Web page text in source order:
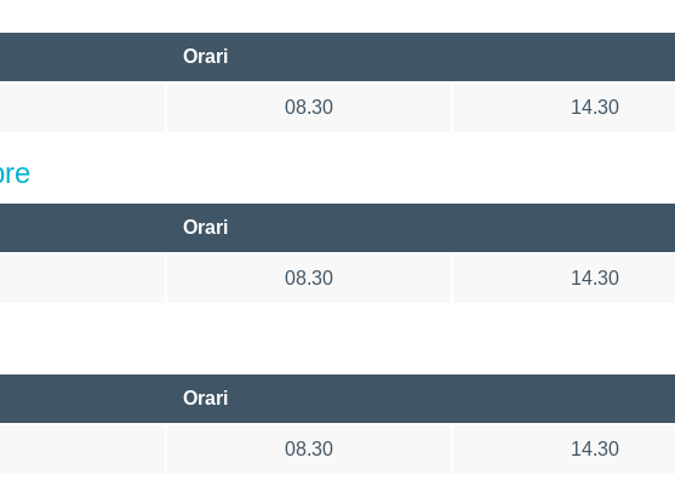
Orari
08.30 14.30
Orari
08.30 14.30
Orari
08.30 14.30